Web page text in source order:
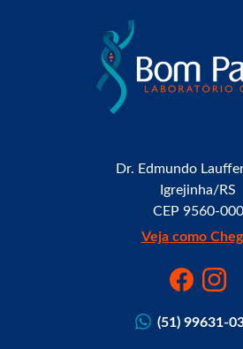
Dr. Edmundo
Igrejinha/RS
CEP 9560-000
Veja como
(51) 99631-